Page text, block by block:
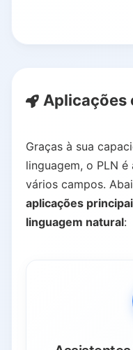
Aplicações
Graças à sua
linguagem, o PLN
vários campos.
aplicações
linguagem natural: